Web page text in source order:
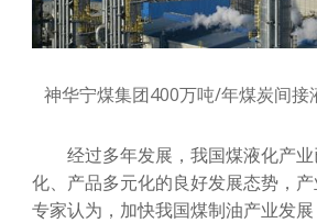
神华宁煤集团400万吨/年煤炭间接
经过多年发展，我国煤液化产业
化、产品多元化的良好发展态势，
专家认为，加快我国煤制油产业发